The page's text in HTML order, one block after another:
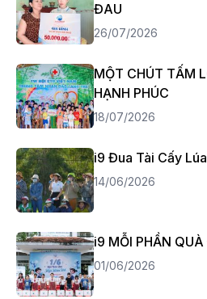
ĐAU
26/07/2026
MỘT CHÚT TẤM
HẠNH PHÚC
18/07/2026
i9 Đua Tài Cấy
14/06/2026
i9 MỖI PHẦN
01/06/2026